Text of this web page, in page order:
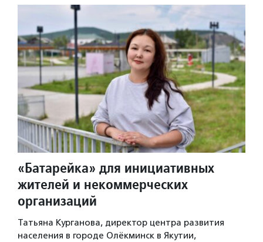
«Батарейка» для инициативных
жителей и некоммерческих
организаций
Татьяна Курганова, директор центра развития
населения в городе Олёкминск в Якутии,